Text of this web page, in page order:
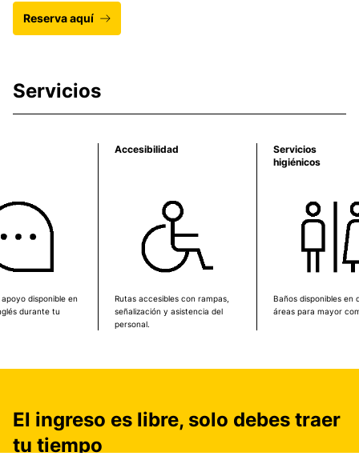
Reserva aquí
Servicios
disponible en
durante tu
Accesibilidad
Rutas accesibles con rampas,
señalización y asistencia del
personal.
Servicios
higiénicos
Baños disponibles en
áreas para mayor
El ingreso es libre, solo debes traer
tu tiempo